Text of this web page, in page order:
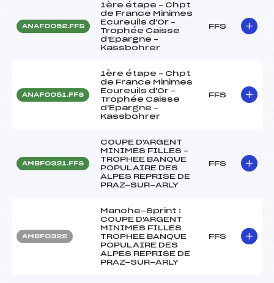
ANAF0052.FFS
1ère étape – Chpt
de France Minimes
Ecureuils d'Or –
Trophée Caisse
d'Epargne –
Kassbohrer
FFS
ANAF0051.FFS
1ère étape – Chpt
de France Minimes
Ecureuils d'Or –
Trophée Caisse
d'Epargne –
Kassbohrer
FFS
AMBF0321.FFS
COUPE D'ARGENT
MINIMES FILLES –
TROPHEE BANQUE
POPULAIRE DES
ALPES REPRISE DE
PRAZ-SUR-ARLY
FFS
AMBF0322
Manche-Sprint :
COUPE D'ARGENT
MINIMES FILLES
TROPHEE BANQUE
POPULAIRE DES
ALPES REPRISE DE
PRAZ-SUR-ARLY
FFS